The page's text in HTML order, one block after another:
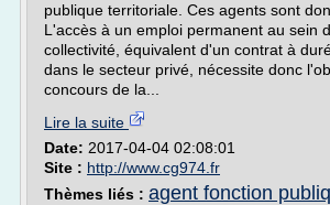
publique territoriale. Ces agents sont
L'accès à un emploi permanent au sein
collectivité, équivalent d'un contrat à
dans le secteur privé, nécessite donc
concours de la...
Lire la suite
Date: 2017-04-04 02:08:01
Site : http://www.cg974.fr
Thèmes liés : agent fonction